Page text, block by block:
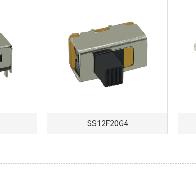
SS12F20G4